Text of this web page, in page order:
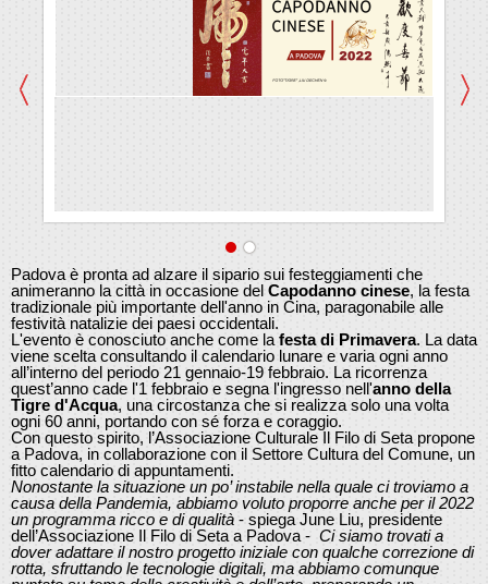
Padova è pronta ad alzare il sipario sui festeggiamenti che
animeranno la città in occasione del Capodanno cinese, la festa
tradizionale più importante dell'anno in Cina, paragonabile alle
festività natalizie dei paesi occidentali.
L'evento è conosciuto anche come la festa di Primavera. La data
viene scelta consultando il calendario lunare e varia ogni anno
all’interno del periodo 21 gennaio-19 febbraio. La ricorrenza
quest’anno cade l'1 febbraio e segna l'ingresso nell'anno della
Tigre d'Acqua, una circostanza che si realizza solo una volta
ogni 60 anni, portando con sé forza e coraggio.
Con questo spirito, l’Associazione Culturale Il Filo di Seta propone
a Padova, in collaborazione con il Settore Cultura del Comune, un
fitto calendario di appuntamenti.
Nonostante la situazione un po’ instabile nella quale ci troviamo a
causa della Pandemia, abbiamo voluto proporre anche per il 2022
un programma ricco e di qualità - spiega June Liu, presidente
dell’Associazione Il Filo di Seta a Padova - Ci siamo trovati a
dover adattare il nostro progetto iniziale con qualche correzione di
rotta, sfruttando le tecnologie digitali, ma abbiamo comunque